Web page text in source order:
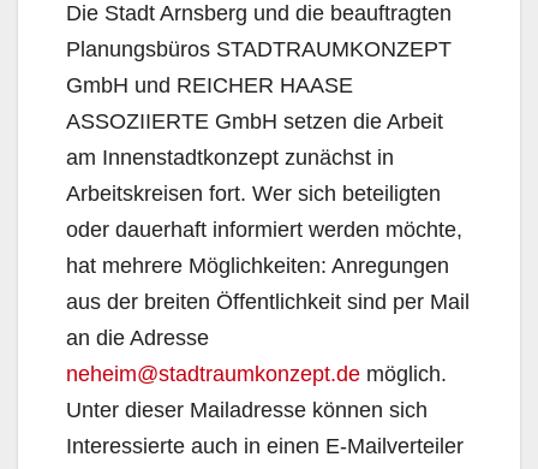
Die Stadt Arnsberg und die beauftragten
Planungsbüros STADTRAUMKONZEPT
GmbH und REICHER HAASE
ASSOZIIERTE GmbH setzen die Arbeit
am Innenstadtkonzept zunächst in
Arbeitskreisen fort. Wer sich beteiligten
oder dauerhaft informiert werden möchte,
hat mehrere Möglichkeiten: Anregungen
aus der breiten Öffentlichkeit sind per Mail
an die Adresse
neheim@stadtraumkonzept.de möglich.
Unter dieser Mailadresse können sich
Interessierte auch in einen E-Mailverteiler